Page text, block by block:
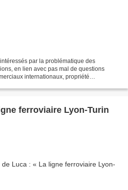
par la problématique des
en lien avec pas mal de questions
internationaux, propriété
ferroviaire Lyon-Turin